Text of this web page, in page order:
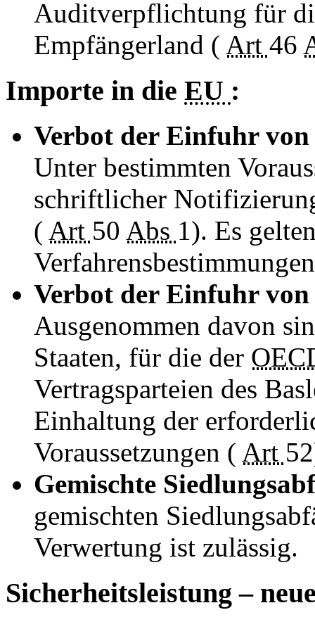
Auditverpflichtung für
Empfängerland ( Art 46
Importe in die EU :
Verbot der Einfuhr
Unter bestimmten
schriftlicher
( Art 50 Abs 1). Es
Verbot der Einfuhr
Ausgenommen davon
Staaten, für die der
Vertragsparteien des
Einhaltung der
Voraussetzungen ( Art
Gemischte
gemischten
Verwertung ist zulässig.
Sicherheitsleistung –